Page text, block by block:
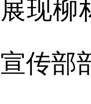
展现柳
宣传部